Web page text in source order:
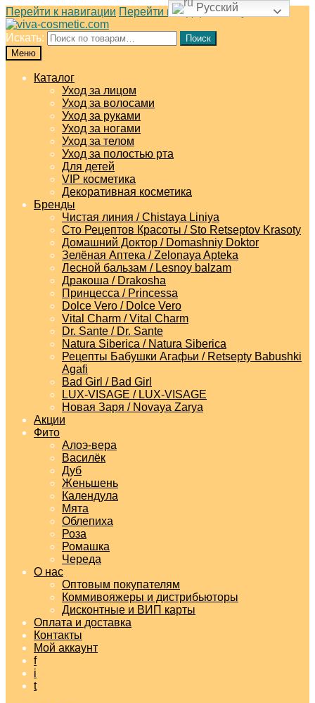
Перейти к навигации Перейти к содержимому
Искать:
Поиск
Меню
Каталог
Уход за лицом
Уход за волосами
Уход за руками
Уход за ногами
Уход за телом
Уход за полостью рта
Для детей
VIP косметика
Декоративная косметика
Бренды
Чистая линия / Chistaya Liniya
Сто Рецептов Красоты / Sto Retseptov Krasoty
Домашний Доктор / Domashniy Doktor
Зелёная Аптека / Zelonaya Apteka
Лесной бальзам / Lesnoy balzam
Дракоша / Drakosha
Принцесса / Princessa
Dolce Vero / Dolce Vero
Vital Charm / Vital Charm
Dr. Sante / Dr. Sante
Natura Siberica / Natura Siberica
Рецепты Бабушки Агафьи / Retsepty Babushki
Agafi
Bad Girl / Bad Girl
LUX-VISAGE / LUX-VISAGE
Новая Заря / Novaya Zarya
Акции
Фито
Алоэ-вера
Василёк
Дуб
Женьшень
Календула
Мята
Облепиха
Роза
Ромашка
Череда
О нас
Оптовым покупателям
Коммивояжеры и дистрибьюторы
Дисконтные и ВИП карты
Оплата и доставка
Контакты
Мой аккаунт
f
i
t
Русский